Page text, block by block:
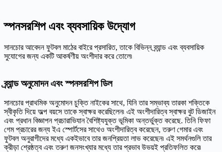
স্পনসরশিপ এবং ব্যবসায়িক উদ্যোগ
সানচোর আবেদন ফুটবল মাঠের বাইরে প্রসারিত, তাকে বিভিন্ন ব্র্যান্ড এবং ব্যবসায়িক
সুযোগের জন্য একটি আকর্ষণীয় অংশীদার করে তোলে৷
ব্র্যান্ড অনুমোদন এবং স্পনসরশিপ ডিল
সানচোর প্রাথমিক অনুমোদন চুক্তি নাইকের সাথে, যিনি তার সম্ভাব্য তারকা শক্তিকে
স্বীকৃতি দিয়ে অল্প বয়সে তাকে স্বাক্ষর করেছিলেন৷ এই অংশীদারিত্ব স্বাক্ষর বুট ডিজাইন
এবং প্রধান বিজ্ঞাপন প্রচারাভিযান বৈশিষ্ট্যযুক্ত ভূমিকা অন্তর্ভুক্ত করেছে. তিনি ফিফা
গেম প্রচারের জন্য ইএ স্পোর্টসের সাথেও অংশীদারিত্ব করেছেন, তরুণ গেমার এবং
ফুটবল অনুরাগীদের মধ্যে একইভাবে তার জনপ্রিয়তা লাভ করেছেন৷ এই সমর্থনগুলি তার
ক্রীড়া শ্রেষ্ঠত্ব এবং তরুণ জনসংখ্যার মধ্যে তার প্রভাব উভয়ই প্রতিফলিত করে৷